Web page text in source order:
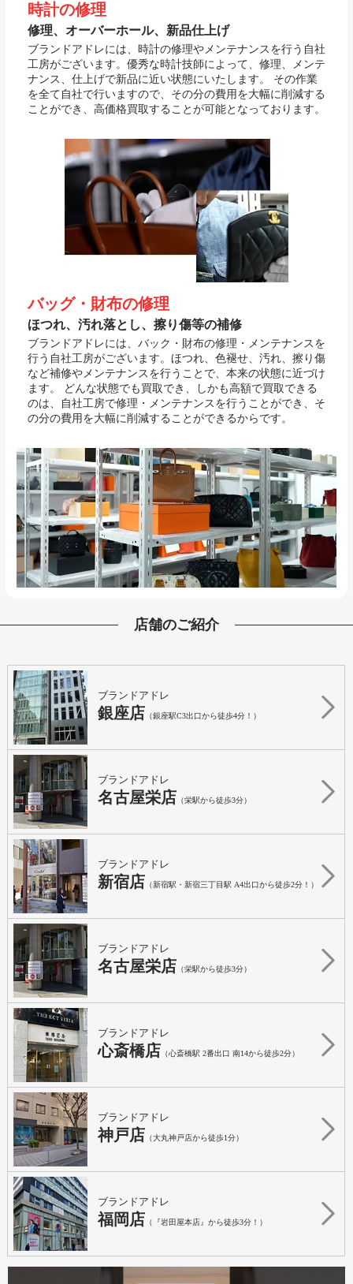
時計の修理
修理、オーバーホール、新品仕上げ
ブランドアドレには、時計の修理やメンテナンスを行う自社
工房がございます。優秀な時計技師によって、修理、メンテ
ナンス、仕上げで新品に近い状態にいたします。 その作業
を全て自社で行いますので、その分の費用を大幅に削減する
ことができ、高価格買取することが可能となっております。
バッグ・財布の修理
ほつれ、汚れ落とし、擦り傷等の補修
ブランドアドレには、バック・財布の修理・メンテナンスを
行う自社工房がございます。ほつれ、色褪せ、汚れ、擦り傷
など補修やメンテナンスを行うことで、本来の状態に近づけ
ます。 どんな状態でも買取でき、しかも高額で買取できる
のは、自社工房で修理・メンテナンスを行うことができ、そ
の分の費用を大幅に削減することができるからです。
店舗のご紹介
ブランドアドレ
銀座店 （銀座駅C3出口から徒歩4分！）
ブランドアドレ
名古屋栄店 （栄駅から徒歩3分）
ブランドアドレ
新宿店 （新宿駅・新宿三丁目駅 A4出口から徒歩2分！）
ブランドアドレ
名古屋栄店 （栄駅から徒歩3分）
ブランドアドレ
心斎橋店 （心斎橋駅 2番出口 南14から徒歩2分）
ブランドアドレ
神戸店 （大丸神戸店から徒歩1分）
ブランドアドレ
福岡店 （『岩田屋本店』から徒歩3分！）